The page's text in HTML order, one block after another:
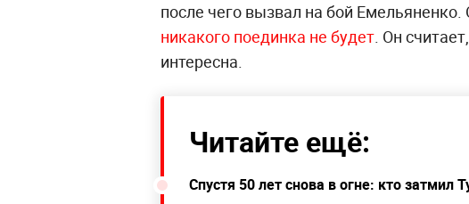
после чего вызвал на бой
никакого поединка не будет. Он
интересна.
Читайте ещё:
Спустя 50 лет снова в огне: кто затмил